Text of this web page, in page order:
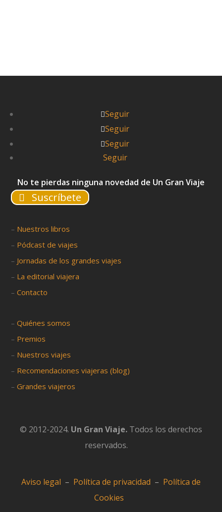
Seguir
Seguir
Seguir
Seguir
No te pierdas ninguna novedad de Un Gran Viaje
Suscríbete
– Nuestros libros
– Pódcast de viajes
– Jornadas de los grandes viajes
– La editorial viajera
–Contacto
–Quiénes somos
– Premios
– Nuestros viajes
– Recomendaciones viajeras (blog)
–Grandes viajeros
© 2012-2024. Un Gran Viaje. Todos los derechos
reservados.
Aviso legal – Política de privacidad – Política de
Cookies